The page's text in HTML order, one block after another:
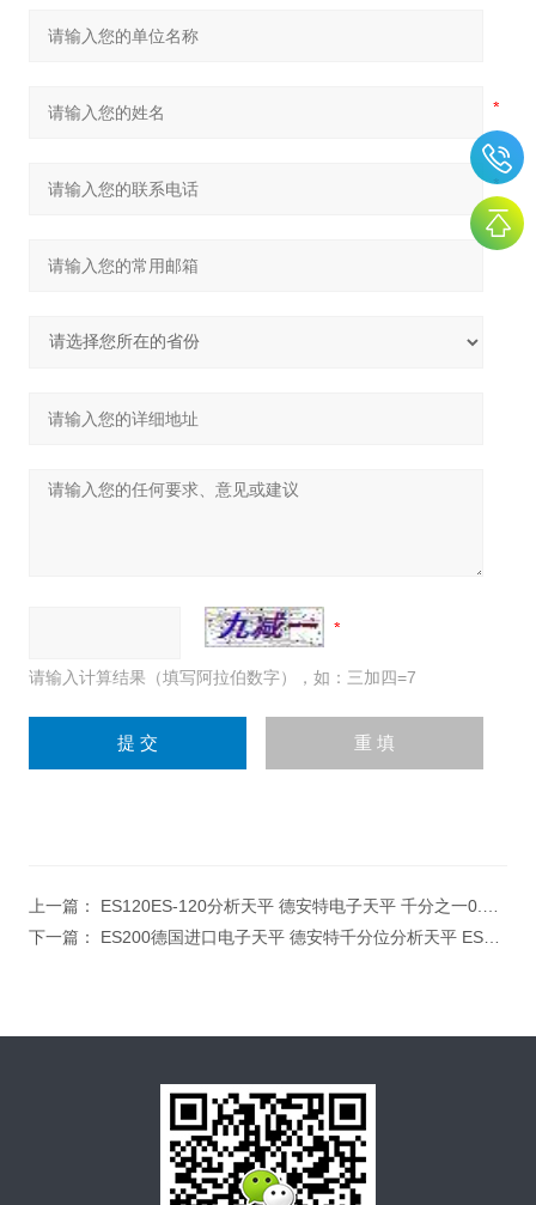
请输入计算结果（填写阿拉伯数字），如：三加四=7
上一篇： ES120ES-120分析天平 德安特电子天平 千分之一0.001g电子天平 1mg分析天平
下一篇： ES200德国进口电子天平 德安特千分位分析天平 ES200 max200g/0.001g电子天平